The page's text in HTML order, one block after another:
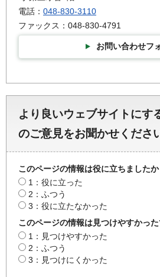
電話： 048-830-3110
ファックス：048-830-4791
お問い合わせフ
より良いウェブサイトにす
のご意見をお聞かせくださ
このページの情報は役に立ちましたか
1：役に立った
2：ふつう
3：役に立たなかった
このページの情報は見つけやすかった
1：見つけやすかった
2：ふつう
3：見つけにくかった